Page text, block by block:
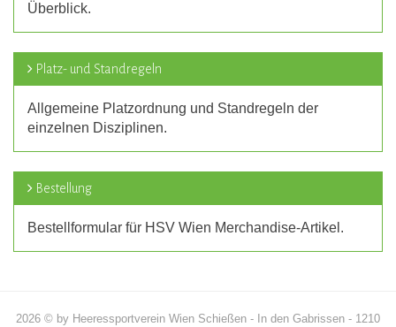
Überblick.
Platz- und Standregeln
Allgemeine Platzordnung und Standregeln der
einzelnen Disziplinen.
Bestellung
Bestellformular für HSV Wien Merchandise-Artikel.
2026 © by Heeressportverein Wien Schießen - In den Gabrissen - 1210